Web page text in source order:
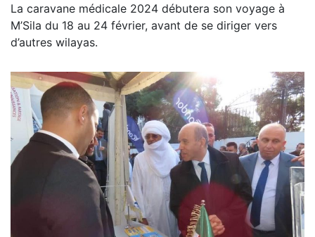
La caravane médicale 2024 débutera son voyage à
M’Sila du 18 au 24 février, avant de se diriger vers
d’autres wilayas.